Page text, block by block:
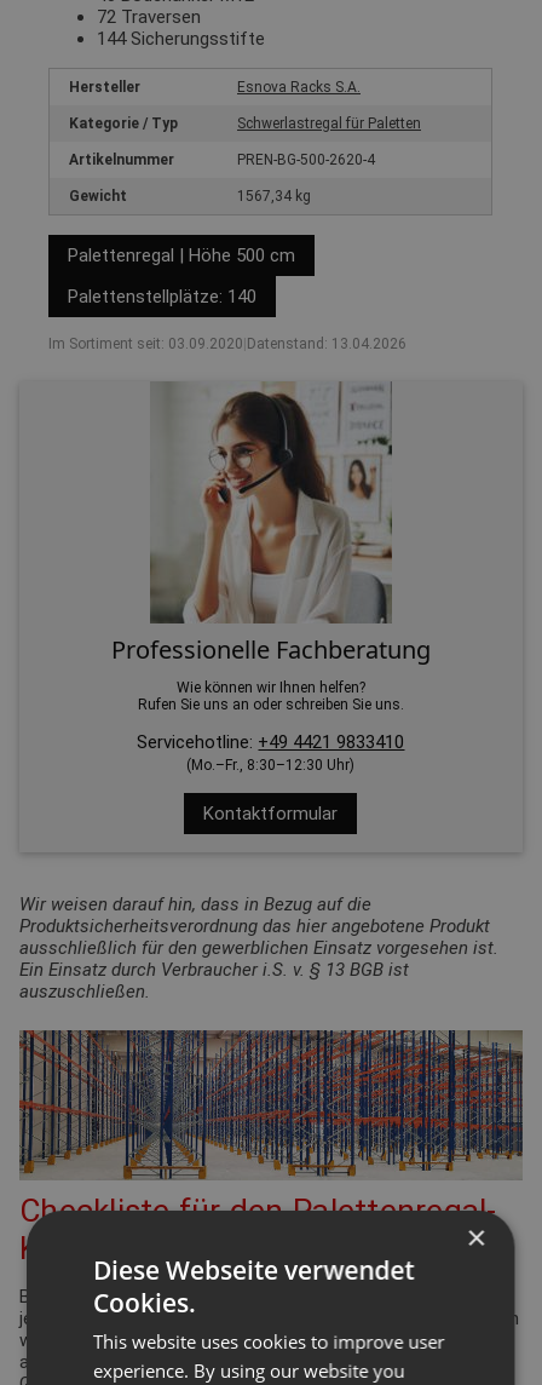
72 Traversen
144 Sicherungsstifte
Hersteller Esnova Racks S.A.
Kategorie / Typ Schwerlastregal für Paletten
Artikelnummer PREN-BG-500-2620-4
Gewicht 1567,34 kg
Palettenregal | Höhe 500 cm
Palettenstellplätze: 140
Im Sortiment seit: 03.09.2020 Datenstand: 13.04.2026
Professionelle Fachberatung
Wie können wir Ihnen helfen?
Rufen Sie uns an oder schreiben Sie uns.
Servicehotline: +49 4421 9833410
(Mo.–Fr., 8:30–12:30 Uhr)
Kontaktformular
Wir weisen darauf hin, dass in Bezug auf die
Produktsicherheitsverordnung das hier angebotene Produkt
ausschließlich für den gewerblichen Einsatz vorgesehen ist.
Ein Einsatz durch Verbraucher i.S. v. § 13 BGB ist
auszuschließen.
Checkliste für den Palettenregal-
Konfigurator
Bei der Planung Ihrer Regalanlage für Palettenregale gibt es
jede Menge Punkte zu überprüfen und einzuhalten. Viele davon
werden durch die Arbeitsstättenverordnung geregelt. Aber
auch Ergonomie und Effizienz spielen eine bedeutende Rolle.
×
Diese Webseite verwendet
Cookies.
This website uses cookies to improve user
experience. By using our website you